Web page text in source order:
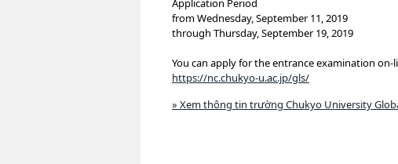
Application Period
from Wednesday, September 11, 2019
through Thursday, September 19, 2019
You can apply for the entrance examination on-
https://nc.chukyo-u.ac.jp/gls/
» Xem thông tin trường Chukyo University